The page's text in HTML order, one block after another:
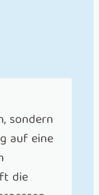
sondern
auf eine
die